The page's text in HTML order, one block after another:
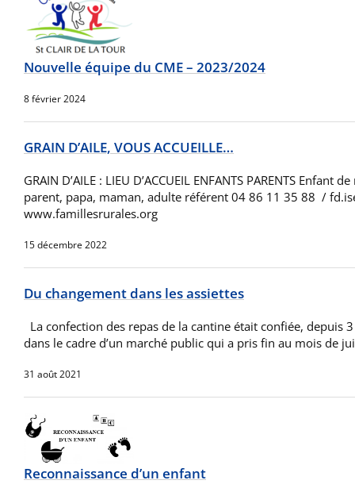
Nouvelle équipe du CME – 2023/2024
8 février 2024
GRAIN D’AILE, VOUS ACCUEILLE…
GRAIN D’AILE : LIEU D’ACCUEIL ENFANTS PARENTS Enfant
parent, papa, maman, adulte référent 04 86 11 35 88 /
www.famillesrurales.org
15 décembre 2022
Du changement dans les assiettes
La confection des repas de la cantine était confiée, depuis
dans le cadre d’un marché public qui a pris fin au mois de
31 août 2021
Reconnaissance d’un enfant